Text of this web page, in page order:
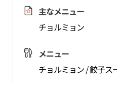
主なメニュー
チョルミョン
メニュー
チョルミョン / 餃子ス